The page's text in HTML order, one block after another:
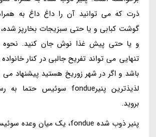
ذرت که می توانید آن را داغ داغ به
گوشت کبابی و یا حتی سبزیجات بخارپز شده،
و یا حتی پیش غذا نوش جان کنید. نحوه
تنهایی می تواند تفریح جالبی در کنار
باشد و اگر در شهر زوریخ هستید پیشنهاد می
بروید.
پنیر ذوب شده fondue، یک میان وعده سوئیسی